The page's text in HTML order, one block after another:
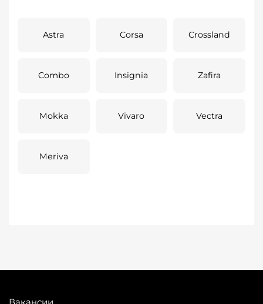
Astra Corsa Crossland
Combo Insignia Zafira
Mokka Vivaro Vectra
Meriva